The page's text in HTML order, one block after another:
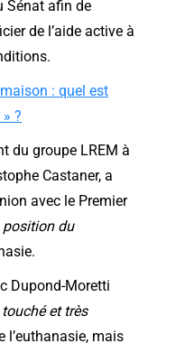
Sénat afin de
de l’aide active à
: quel est
?
du groupe LREM à
Castaner, a
avec le Premier
position du
Dupond-Moretti
touché et très
l’euthanasie, mais